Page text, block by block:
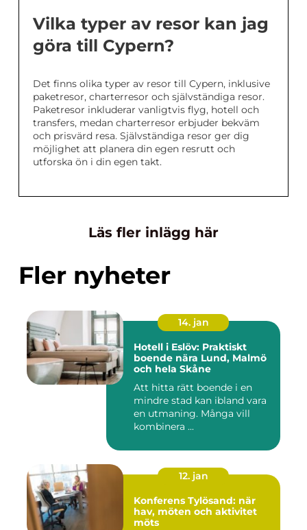
Vilka typer av resor kan jag
göra till Cypern?
Det finns olika typer av resor till Cypern, inklusive
paketresor, charterresor och självständiga resor.
Paketresor inkluderar vanligtvis flyg, hotell och
transfers, medan charterresor erbjuder bekväm
och prisvärd resa. Självständiga resor ger dig
möjlighet att planera din egen resrutt och
utforska ön i din egen takt.
Läs fler inlägg här
Fler nyheter
14. jan
Hotell i Eslöv: Praktiskt
boende nära Lund, Malmö
och hela Skåne
Att hitta rätt boende i en
mindre stad kan ibland vara
en utmaning. Många vill
kombinera ...
12. jan
Konferens Tylösand: när
hav, möten och aktivitet
möts